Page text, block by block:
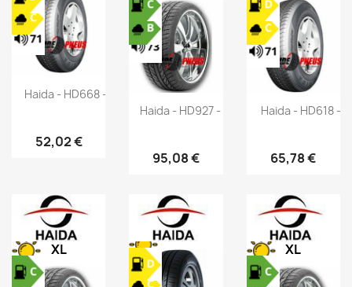
Haida - HD668 - 195/60 R16 89H
52,02 €
Haida - HD927 - 255/50 R18 106V
95,08 €
Haida - HD618 -
65,78 €
XL XL